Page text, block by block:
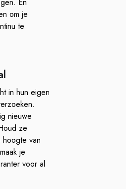
om je
te
in hun eigen
nieuwe
ze
hoogte van
je
voor al